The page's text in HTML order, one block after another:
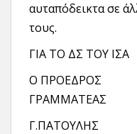
αυταπόδεικτα σε
τους.
ΓΙΑ ΤΟ ΔΣ ΤΟΥ ΙΣΑ
Ο
ΓΡΑΜΜΑΤΕΑΣ